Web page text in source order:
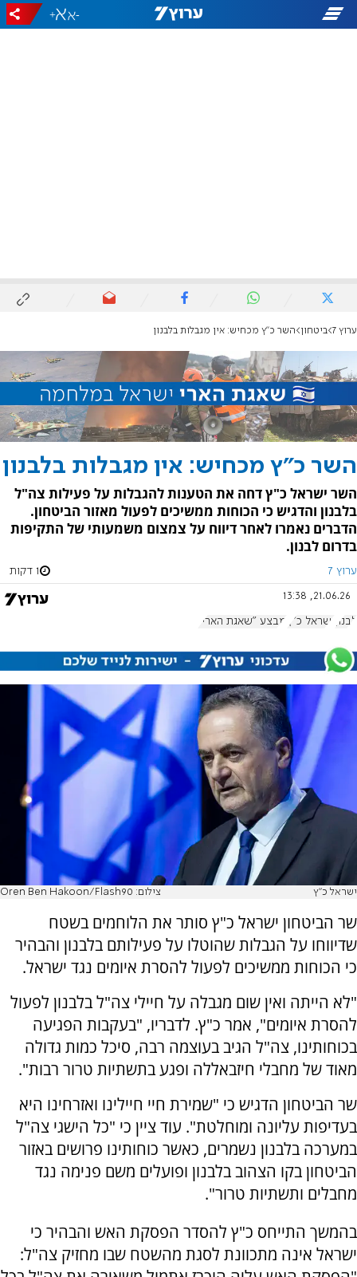
-
+
ערוץ 7 ביטחון השר כ"ץ מכחיש: אין מגבלות בלבנון
השר כ"ץ מכחיש: אין מגבלות בלבנון
השר ישראל כ"ץ דחה את הטענות להגבלות על פעילות צה"ל
בלבנון והדגיש כי הכוחות ממשיכים לפעול מאזור הביטחון.
הדברים נאמרו לאחר דיווח על צמצום משמעותי של התקיפות
בדרום לבנון.
ערוץ 7 1 דקות
21.06.26, 13:38
לבנון ישראל כ"ץ מבצע "שאגת הארי"
ישראל כ"ץ צילום: Oren Ben Hakoon/Flash90
שר הביטחון ישראל כ"ץ סותר את הלוחמים בשטח
שדיווחו על הגבלות שהוטלו על פעילותם בלבנון והבהיר
כי הכוחות ממשיכים לפעול להסרת איומים נגד ישראל.
"לא הייתה ואין שום מגבלה על חיילי צה"ל בלבנון לפעול
להסרת איומים", אמר כ"ץ. לדבריו, "בעקבות הפגיעה
בכוחותינו, צה"ל הגיב בעוצמה רבה, סיכל כמות גדולה
מאוד של מחבלי חיזבאללה ופגע בתשתיות טרור רבות".
שר הביטחון הדגיש כי "שמירת חיי חיילינו ואזרחינו היא
בעדיפות עליונה ומוחלטת". עוד ציין כי "כל הישגי צה"ל
במערכה בלבנון נשמרים, כאשר כוחותינו פרושים באזור
הביטחון בקו הצהוב בלבנון ופועלים משם פנימה נגד
מחבלים ותשתיות טרור".
בהמשך התייחס כ"ץ להסדר הפסקת האש והבהיר כי
ישראל אינה מתכוונת לסגת מהשטח שבו מחזיק צה"ל: